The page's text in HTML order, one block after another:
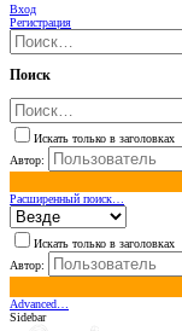
Вход
Регистрация
Поиск
Искать только в заголовках
Автор:
Расширенный поиск…
Искать только в заголовках
Автор:
Advanced…
Sidebar